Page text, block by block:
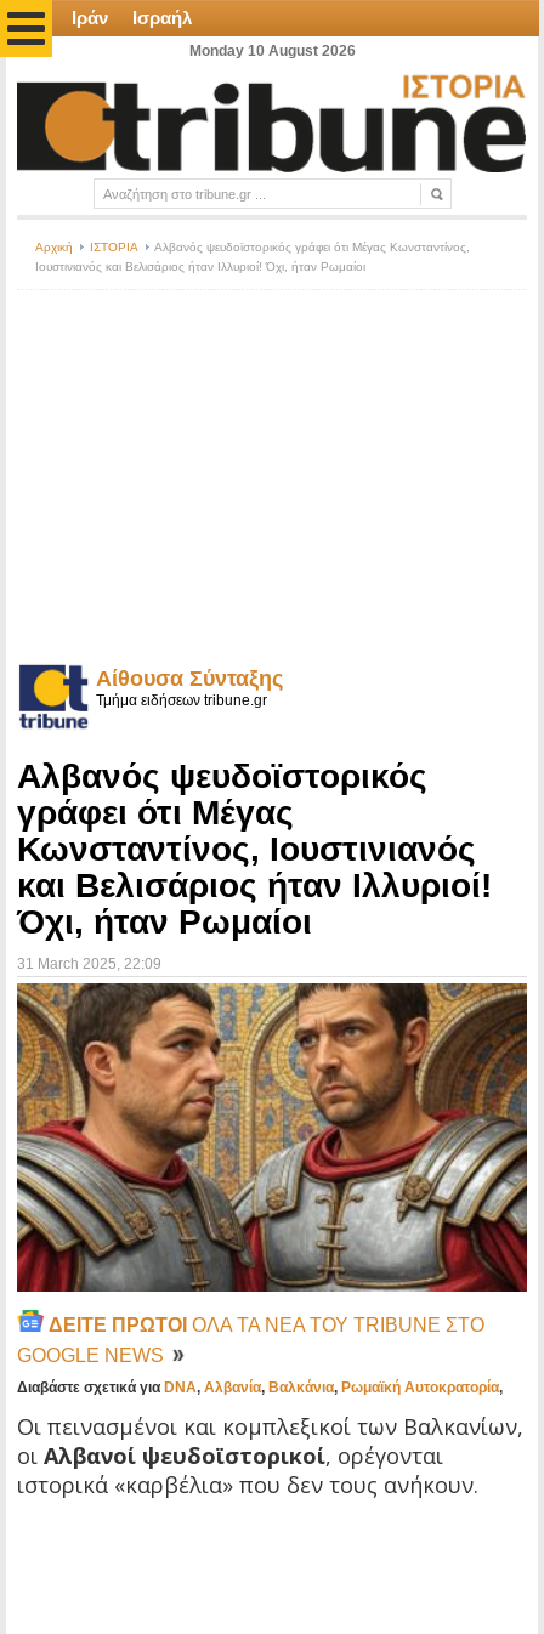
Ιράν Ισραήλ
Monday 10 August 2026
Αρχική ΙΣΤΟΡΙΑ
Αλβανός ψευδοϊστορικός γράφει ότι Μέγας Κωνσταντίνος,
Ιουστινιανός και Βελισάριος ήταν Ιλλυριοί! Όχι, ήταν Ρωμαίοι
Αίθουσα Σύνταξης
Τμήμα ειδήσεων tribune.gr
Αλβανός ψευδοϊστορικός
γράφει ότι Μέγας
Κωνσταντίνος, Ιουστινιανός
και Βελισάριος ήταν Ιλλυριοί!
Όχι, ήταν Ρωμαίοι
31 March 2025 , 22:09
ΔΕΙΤΕ ΠΡΩΤΟΙ ΟΛΑ ΤΑ ΝΕΑ ΤΟΥ TRIBUNE ΣΤΟ
GOOGLE NEWS
Διαβάστε σχετικά για DNA, Αλβανία, Βαλκάνια, Ρωμαϊκή Αυτοκρατορία,
Οι πεινασμένοι και κομπλεξικοί των Βαλκανίων,
οι Αλβανοί ψευδοϊστορικοί, ορέγονται
ιστορικά «καρβέλια» που δεν τους ανήκουν.